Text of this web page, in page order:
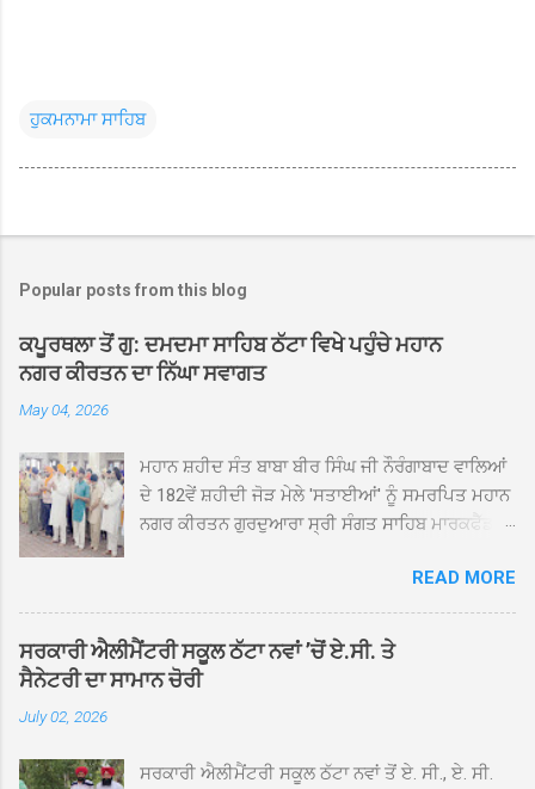
ਹੁਕਮਨਾਮਾ ਸਾਹਿਬ
Popular posts from this blog
ਕਪੂਰਥਲਾ ਤੋਂ ਗੁ: ਦਮਦਮਾ ਸਾਹਿਬ ਠੱਟਾ ਵਿਖੇ ਪਹੁੰਚੇ ਮਹਾਨ
ਨਗਰ ਕੀਰਤਨ ਦਾ ਨਿੱਘਾ ਸਵਾਗਤ
May 04, 2026
ਮਹਾਨ ਸ਼ਹੀਦ ਸੰਤ ਬਾਬਾ ਬੀਰ ਸਿੰਘ ਜੀ ਨੌਰੰਗਾਬਾਦ ਵਾਲਿਆਂ
ਦੇ 182ਵੇਂ ਸ਼ਹੀਦੀ ਜੋੜ ਮੇਲੇ 'ਸਤਾਈਆਂ' ਨੂੰ ਸਮਰਪਿਤ ਮਹਾਨ
ਨਗਰ ਕੀਰਤਨ ਗੁਰਦੁਆਰਾ ਸ੍ਰੀ ਸੰਗਤ ਸਾਹਿਬ ਮਾਰਕਫੈੱਡ
ਸਰਪ੍ਰਸਤੀ ਹੇਠ, ਪੰਜ ਪਿਆਰਿਆਂ ਦੀ ਅਗਵਾਈ ਵਿੱਚ
ਮਹੱਲਾ ਸੰਤਪੁਰਾ ਤੋਂ ਪ੍ਰਾਰੰਭ ਹੋ ਕੇ ਪਿੰਡ ਭਗਤਪੁਰ,
ਭਗਵਾਨਪੁਰ, ਝੁੱਗੀਆਂ ਗੁਲਾਮ, ਮਜਾਦਪੁਰ, ਕੁੱਲੀਆਂ, ਰੱਤਾ ਨੌ
ਅਬਾਦ, ਕੋਲੀਆਂਵਾਲ, ਅੱਡਾ ਸਾਬੂਵਾਲ, ਦਰੀਏਵਾਲ,
ਵਿਖੇ ਪਹੁੰਚਣ ’ਤੇ ਮੁੱਖ ਸੇਵਾਦਾਰ ਸੰਤ ਬਾਬਾ ਹਰਜੀਤ ਸਿੰਘ ਤੇ
READ MORE
ਸਰਕਾਰੀ ਐਲੀਮੈਂਟਰੀ ਸਕੂਲ ਠੱਟਾ ਨਵਾਂ ’ਚੋਂ ਏ.ਸੀ. ਤੇ
ਸੈਨੇਟਰੀ ਦਾ ਸਾਮਾਨ ਚੋਰੀ
July 02, 2026
ਸਰਕਾਰੀ ਐਲੀਮੈਂਟਰੀ ਸਕੂਲ ਠੱਟਾ ਨਵਾਂ ਤੋਂ ਏ. ਸੀ., ਏ. ਸੀ.